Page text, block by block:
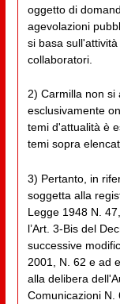
oggetto di
agevolazioni
si basa
collaboratori.
2) Carmilla non si
esclusivamente
temi d'attualità è
temi sopra
3) Pertanto, in
soggetta alla
Legge 1948 N.
l’Art. 3-Bis del
successive
2001, N. 62 e ad
alla delibera
Comunicazioni N.